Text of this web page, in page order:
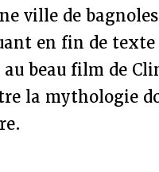
ville de
en fin de texte
beau film de
la mythologie